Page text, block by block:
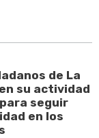
de La
su actividad
seguir
en los